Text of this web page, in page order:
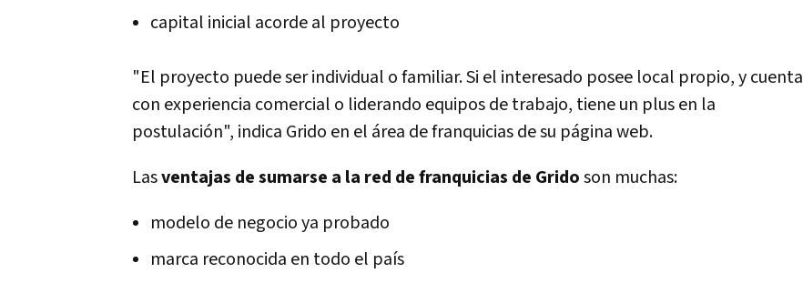
capital inicial acorde al proyecto
"El proyecto puede ser individual o familiar. Si el interesado posee local propio, y cuenta
con experiencia comercial o liderando equipos de trabajo, tiene un plus en la
postulación", indica Grido en el área de franquicias de su página web.
Lasventajas de sumarse a la red de franquicias de Gridoson muchas:
modelo de negocio ya probado
marca reconocida en todo el país